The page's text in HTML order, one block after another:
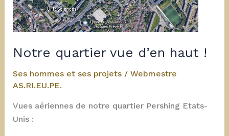
Notre quartier vue d’en haut !
Ses hommes et ses projets/ Webmestre
AS.RI.EU.PE.
Vues aériennes de notre quartier Pershing Etats-
Unis :